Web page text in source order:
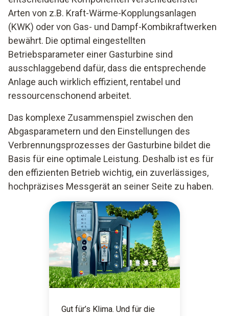
Arten von z.B. Kraft-Wärme-Kopplungsanlagen
(KWK) oder von Gas- und Dampf-Kombikraftwerken
bewährt. Die optimal eingestellten
Betriebsparameter einer Gasturbine sind
ausschlaggebend dafür, dass die entsprechende
Anlage auch wirklich effizient, rentabel und
ressourcenschonend arbeitet.
Das komplexe Zusammenspiel zwischen den
Abgasparametern und den Einstellungen des
Verbrennungsprozesses der Gasturbine bildet die
Basis für eine optimale Leistung. Deshalb ist es für
den effizienten Betrieb wichtig, ein zuverlässiges,
hochpräzises Messgerät an seiner Seite zu haben.
Gut für’s Klima. Und für die